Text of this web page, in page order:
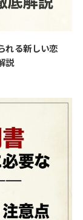
れる新しい恋
説